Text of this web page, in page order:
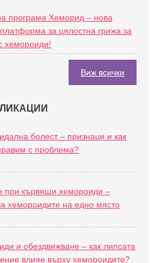
програма Хеморид – нова
за цялостна грижа за
хемороиди!
Виж всички
болест – признаци и как
с проблема?
при кървящи хемороиди –
хемороидите на едно място
и обездвижване – как липсата
влияе върху хемороидите?